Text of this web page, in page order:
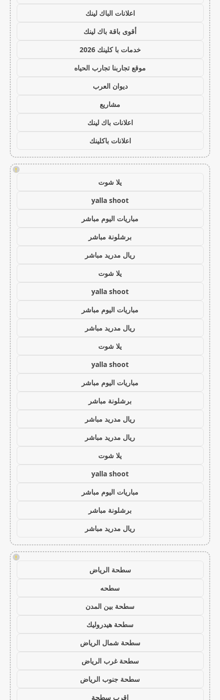
اعلانات الباك لينك
أقوى باقة باك لينك
خدمات با كلينك 2026
موقع تجاربنا تجارب الحياه
ديوان العرب
مشاريع
اعلانات باك لينك
اعلانات باكلينك
!
يلا شوت
yalla shoot
مباريات اليوم مباشر
برشلونة مباشر
ريال مدريد مباشر
يلا شوت
yalla shoot
مباريات اليوم مباشر
ريال مدريد مباشر
يلا شوت
yalla shoot
مباريات اليوم مباشر
برشلونة مباشر
ريال مدريد مباشر
ريال مدريد مباشر
يلا شوت
yalla shoot
مباريات اليوم مباشر
برشلونة مباشر
ريال مدريد مباشر
!
سطحة الرياض
سطحه
سطحة بين المدن
سطحة هيدروليك
سطحة شمال الرياض
سطحة غرب الرياض
سطحة جنوب الرياض
اقرب سطحة